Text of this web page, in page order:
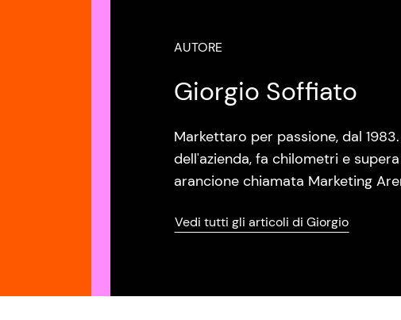
AUTORE
Giorgio Soffiato
Markettaro per passione, dal
dell'azienda, fa chilometri e
arancione chiamata Marketing
Vedi tutti gli articoli di Giorgio